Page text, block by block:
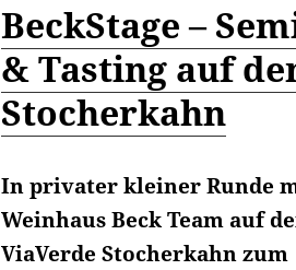
BeckStage –
& Tasting auf
Stocherkahn
In privater kleiner Runde
Weinhaus Beck Team auf
ViaVerde Stocherkahn zum